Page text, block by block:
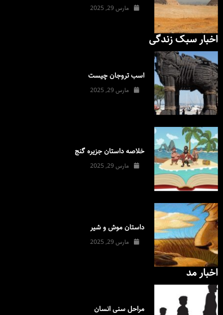
مارس 29, 2025
اخبار سبک زندگی
اسب تروجان چیست
مارس 29, 2025
خلاصه داستان جزیره گنج
مارس 29, 2025
داستان موش و شیر
مارس 29, 2025
اخبار مد
مراحل سنی انسان